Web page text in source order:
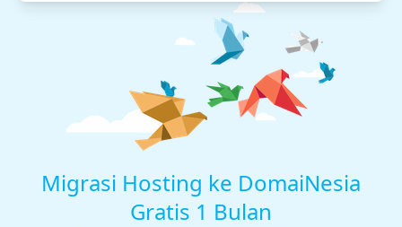
Migrasi Hosting ke DomaiNesia
Gratis 1 Bulan